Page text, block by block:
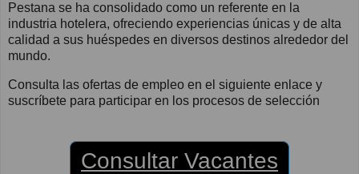
Pestana se ha consolidado como un referente en la
industria hotelera, ofreciendo experiencias únicas y de alta
calidad a sus huéspedes en diversos destinos alrededor del
mundo.
Consulta las ofertas de empleo en el siguiente enlace y
suscríbete para participar en los procesos de selección
Consultar Vacantes